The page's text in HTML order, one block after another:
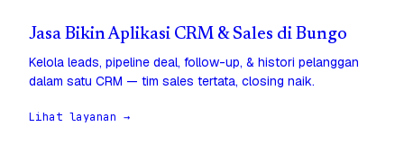
Jasa Bikin Aplikasi CRM & Sales di Bungo
Kelola leads, pipeline deal, follow-up, & histori pelanggan
dalam satu CRM — tim sales tertata, closing naik.
Lihat layanan →